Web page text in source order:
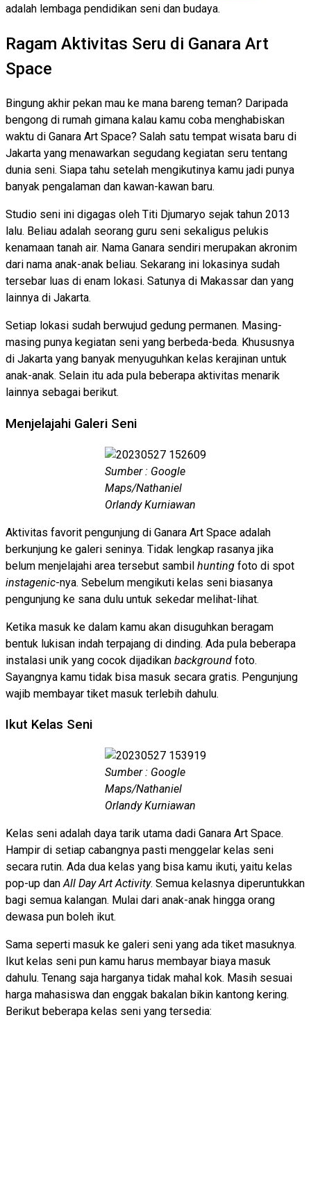
adalah lembaga pendidikan seni dan budaya.
Ragam Aktivitas Seru di Ganara Art
Space
Bingung akhir pekan mau ke mana bareng teman? Daripada
bengong di rumah gimana kalau kamu coba menghabiskan
waktu di Ganara Art Space? Salah satu tempat wisata baru di
Jakarta yang menawarkan segudang kegiatan seru tentang
dunia seni. Siapa tahu setelah mengikutinya kamu jadi punya
banyak pengalaman dan kawan-kawan baru.
Studio seni ini digagas oleh Titi Djumaryo sejak tahun 2013
lalu. Beliau adalah seorang guru seni sekaligus pelukis
kenamaan tanah air. Nama Ganara sendiri merupakan akronim
dari nama anak-anak beliau. Sekarang ini lokasinya sudah
tersebar luas di enam lokasi. Satunya di Makassar dan yang
lainnya di Jakarta.
Setiap lokasi sudah berwujud gedung permanen. Masing-
masing punya kegiatan seni yang berbeda-beda. Khususnya
di Jakarta yang banyak menyuguhkan kelas kerajinan untuk
anak-anak. Selain itu ada pula beberapa aktivitas menarik
lainnya sebagai berikut.
Menjelajahi Galeri Seni
Sumber : Google
Maps/Nathaniel
Orlandy Kurniawan
Aktivitas favorit pengunjung di Ganara Art Space adalah
berkunjung ke galeri seninya. Tidak lengkap rasanya jika
belum menjelajahi area tersebut sambil hunting foto di spot
instagenic-nya. Sebelum mengikuti kelas seni biasanya
pengunjung ke sana dulu untuk sekedar melihat-lihat.
Ketika masuk ke dalam kamu akan disuguhkan beragam
bentuk lukisan indah terpajang di dinding. Ada pula beberapa
instalasi unik yang cocok dijadikan background foto.
Sayangnya kamu tidak bisa masuk secara gratis. Pengunjung
wajib membayar tiket masuk terlebih dahulu.
Ikut Kelas Seni
Sumber : Google
Maps/Nathaniel
Orlandy Kurniawan
Kelas seni adalah daya tarik utama dadi Ganara Art Space.
Hampir di setiap cabangnya pasti menggelar kelas seni
secara rutin. Ada dua kelas yang bisa kamu ikuti, yaitu kelas
pop-up danAll Day Art Activity. Semua kelasnya diperuntukkan
bagi semua kalangan. Mulai dari anak-anak hingga orang
dewasa pun boleh ikut.
Sama seperti masuk ke galeri seni yang ada tiket masuknya.
Ikut kelas seni pun kamu harus membayar biaya masuk
dahulu. Tenang saja harganya tidak mahal kok. Masih sesuai
harga mahasiswa dan enggak bakalan bikin kantong kering.
Berikut beberapa kelas seni yang tersedia: